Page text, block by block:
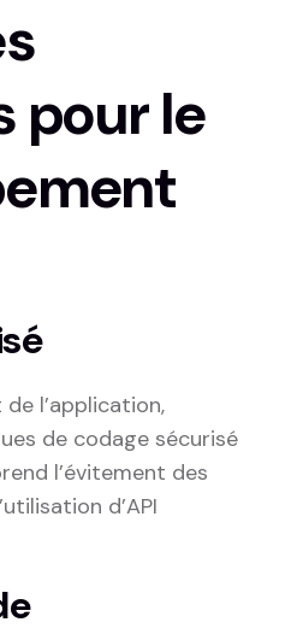
pour le
l’application,
de codage sécurisé
l’évitement des
d’API